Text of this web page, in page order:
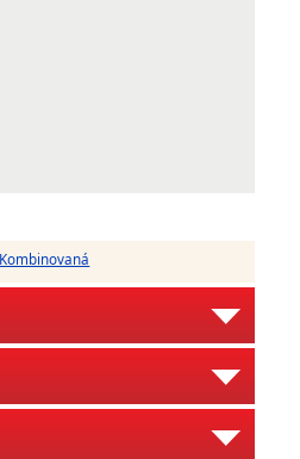
Kombinovaná